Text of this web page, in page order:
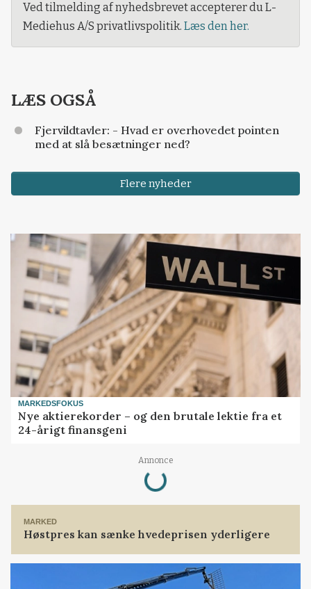
Ved tilmelding af nyhedsbrevet accepterer du L-
Mediehus A/S privatlivspolitik. Læs den her.
LÆS OGSÅ
Fjervildtavler: - Hvad er overhovedet pointen
med at slå besætninger ned?
Flere nyheder
MARKEDSFOKUS
Nye aktierekorder – og den brutale lektie fra et
24-årigt finansgeni
Annonce
Loading...
MARKED
Høstpres kan sænke hvedeprisen yderligere